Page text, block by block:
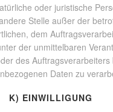
oder juristische
Stelle außer der
dem
der unmittelbaren
des
Daten zu
K) EINWILLIGUNG